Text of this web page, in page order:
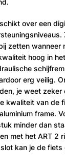
over een
zetten wanneer
hoog in
erg veilig.
je weet zeker
kwaliteit van de
frame.
minder dan
met het ART 2
kan je de fiets